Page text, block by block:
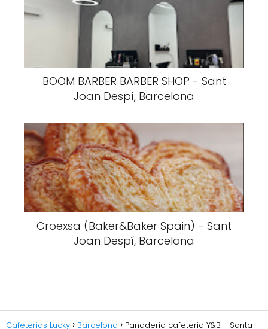
BOOM BARBER BARBER SHOP - Sant
Joan Despí, Barcelona
Croexsa (Baker&Baker Spain) - Sant
Joan Despí, Barcelona
Cafeterías Lucky Barcelona Panaderia cafeteria Y&B - Santa